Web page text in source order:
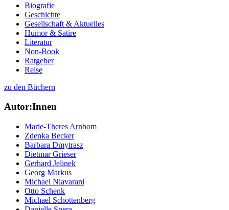
Biografie
Geschichte
Gesellschaft & Aktuelles
Humor & Satire
Literatur
Non-Book
Ratgeber
Reise
zu den Büchern
Autor:Innen
Marie-Theres Arnbom
Zdenka Becker
Barbara Dmytrasz
Dietmar Grieser
Gerhard Jelinek
Georg Markus
Michael Niavarani
Otto Schenk
Michael Schottenberg